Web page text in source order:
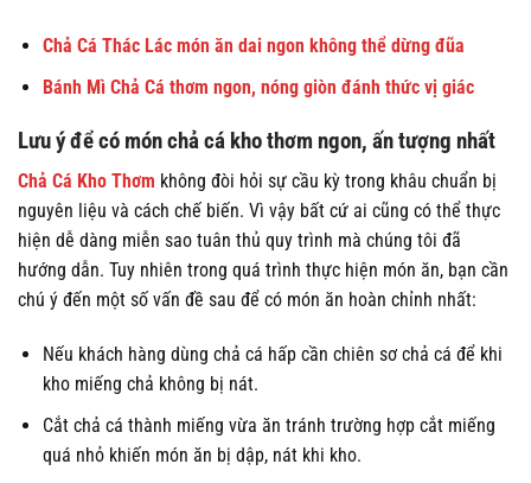
Chả Cá Thác Lác món ăn dai ngon không thể dừng đũa
Bánh Mì Chả Cá thơm ngon, nóng giòn đánh thức vị giác
Lưu ý để có món chả cá kho thơm ngon, ấn tượng nhất
Chả Cá Kho Thơm không đòi hỏi sự cầu kỳ trong khâu chuẩn bị
nguyên liệu và cách chế biến. Vì vậy bất cứ ai cũng có thể thực
hiện dễ dàng miễn sao tuân thủ quy trình mà chúng tôi đã
hướng dẫn. Tuy nhiên trong quá trình thực hiện món ăn, bạn cần
chú ý đến một số vấn đề sau để có món ăn hoàn chỉnh nhất:
Nếu khách hàng dùng chả cá hấp cần chiên sơ chả cá để khi
kho miếng chả không bị nát.
Cắt chả cá thành miếng vừa ăn tránh trường hợp cắt miếng
quá nhỏ khiến món ăn bị dập, nát khi kho.